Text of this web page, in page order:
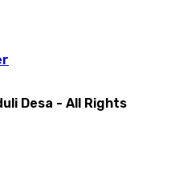
Desa - All Rights